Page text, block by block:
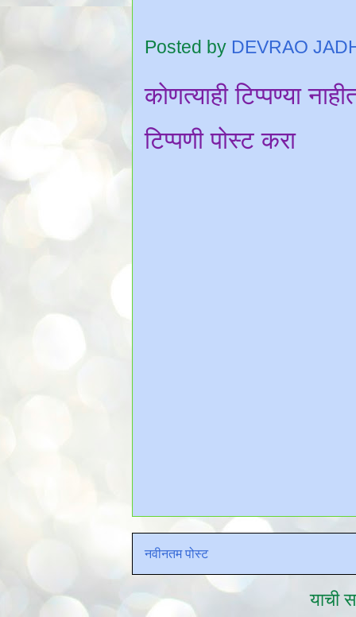
Posted by DEVRAO
कोणत्याही टिप्पण्‍या
टिप्पणी पोस्ट करा
नवीनतम पोस्ट
याची